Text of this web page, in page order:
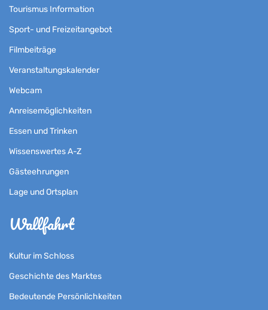
Tourismus Information
Sport- und Freizeitangebot
Filmbeiträge
Veranstaltungskalender
Webcam
Anreisemöglichkeiten
Essen und Trinken
Wissenswertes A-Z
Gästeehrungen
Lage und Ortsplan
Wallfahrt
Kultur im Schloss
Geschichte des Marktes
Bedeutende Persönlichkeiten